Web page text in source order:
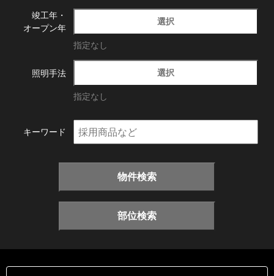
竣工年・
オープン年
選択
指定なし
照明手法 選択
指定なし
キーワード
物件検索
部位検索